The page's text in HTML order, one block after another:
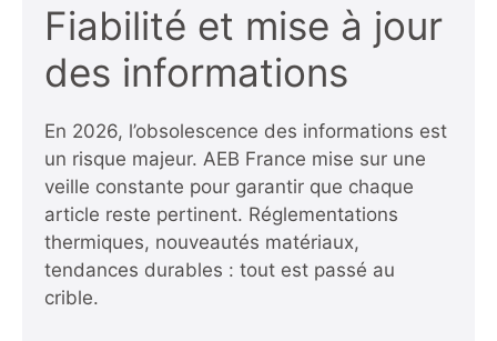
Fiabilité et mise à jour
des informations
En 2026, l’obsolescence des informations est
un risque majeur. AEB France mise sur une
veille constante pour garantir que chaque
article reste pertinent. Réglementations
thermiques, nouveautés matériaux,
tendances durables : tout est passé au
crible.